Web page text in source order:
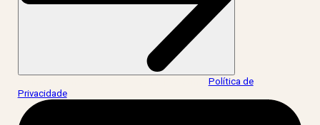
Política de
Privacidade.